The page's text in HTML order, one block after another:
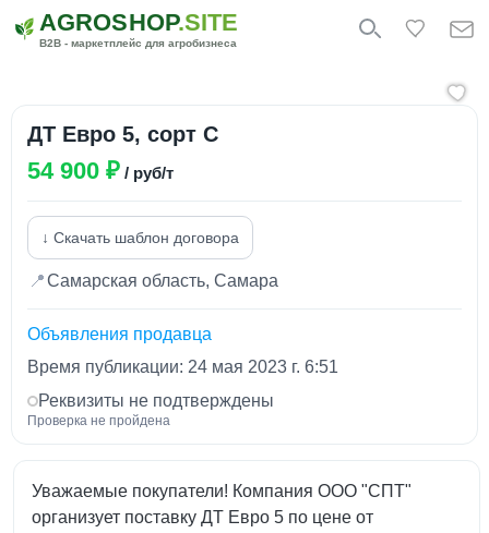
AGROSHOP.SITE
B2B - маркетплейс для агробизнеса
ДТ Евро 5, сорт С
54 900 ₽ / руб/т
↓ Скачать шаблон договора
📍Самарская область, Самара
Объявления продавца
Время публикации: 24 мая 2023 г. 6:51
Реквизиты не подтверждены
Проверка не пройдена
Уважаемые покупатели! Компания ООО "СПТ"
организует поставку ДТ Евро 5 по цене от